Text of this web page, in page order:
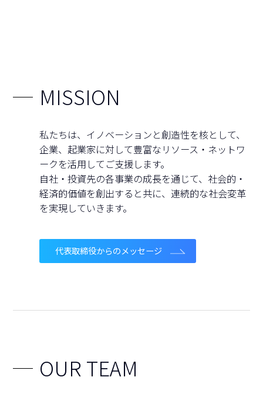
MISSION
私たちは、イノベーションと創造性を核として、
企業、起業家に対して豊富なリソース・ネットワ
ークを活用してご支援します。
自社・投資先の各事業の成長を通じて、社会的・
経済的価値を創出すると共に、連続的な社会変革
を実現していきます。
代表取締役からのメッセージ
OUR TEAM